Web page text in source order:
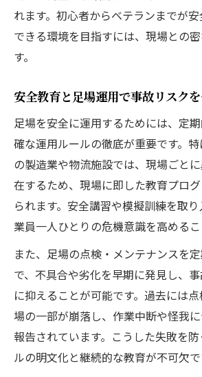
れます。初心者からベテランまでが
できる環境を目指すには、現場との
す。
安全教育と足場運用で事故リスク
足場を安全に運用するためには、定
確な運用ルールの徹底が重要です。
の製造業や物流施設では、現場ごと
在するため、現場に即した教育プロ
られます。安全講習や模擬訓練を取
業員一人ひとりの危機意識を高めるこ
また、足場の点検・メンテナンスを
で、不具合や劣化を早期に発見し、
に抑えることが可能です。過去には
場の一部が崩落し、作業中断や怪我
報告されています。こうした失敗を
ルの明文化と継続的な教育が不可欠で